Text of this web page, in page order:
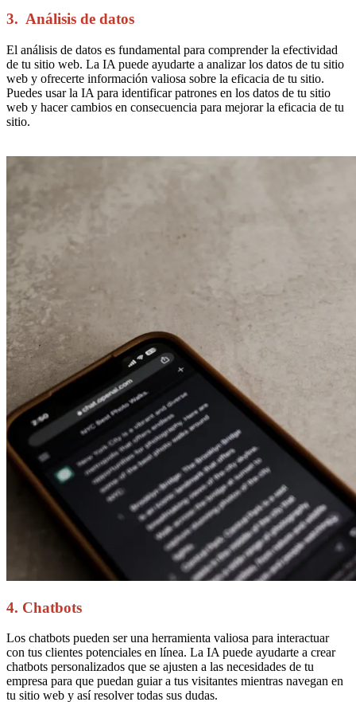
3. Análisis de datos
El análisis de datos es fundamental para comprender la efectividad
de tu sitio web. La IA puede ayudarte a analizar los datos de tu sitio
web y ofrecerte información valiosa sobre la eficacia de tu sitio.
Puedes usar la IA para identificar patrones en los datos de tu sitio
web y hacer cambios en consecuencia para mejorar la eficacia de tu
sitio.
4. Chatbots
Los chatbots pueden ser una herramienta valiosa para interactuar
con tus clientes potenciales en línea. La IA puede ayudarte a crear
chatbots personalizados que se ajusten a las necesidades de tu
empresa para que puedan guiar a tus visitantes mientras navegan en
tu sitio web y así resolver todas sus dudas.